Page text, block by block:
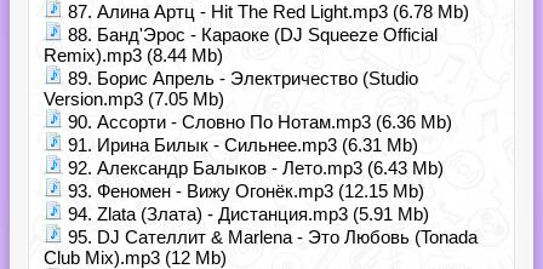
87. Алина Артц - Hit The Red Light.mp3 (6.78 Mb)
88. Банд'Эрос - Караоке (DJ Squeeze Official
Remix).mp3 (8.44 Mb)
89. Борис Апрель - Электричество (Studio
Version.mp3 (7.05 Mb)
90. Ассорти - Словно По Нотам.mp3 (6.36 Mb)
91. Ирина Билык - Сильнее.mp3 (6.31 Mb)
92. Александр Балыков - Лето.mp3 (6.43 Mb)
93. Феномен - Вижу Огонёк.mp3 (12.15 Mb)
94. Zlata (Злата) - Дистанция.mp3 (5.91 Mb)
95. DJ Сателлит & Marlena - Это Любовь (Tonada
Club Mix).mp3 (12 Mb)